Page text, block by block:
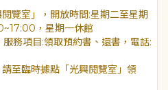
覽室」，開放時間:星期二至星期
，星期一休館
務項目:領取預約書、還書，電話:
至臨時據點「光興閱覽室」領